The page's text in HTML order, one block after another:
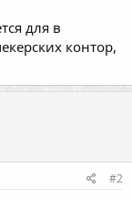
для в
контор,
#2